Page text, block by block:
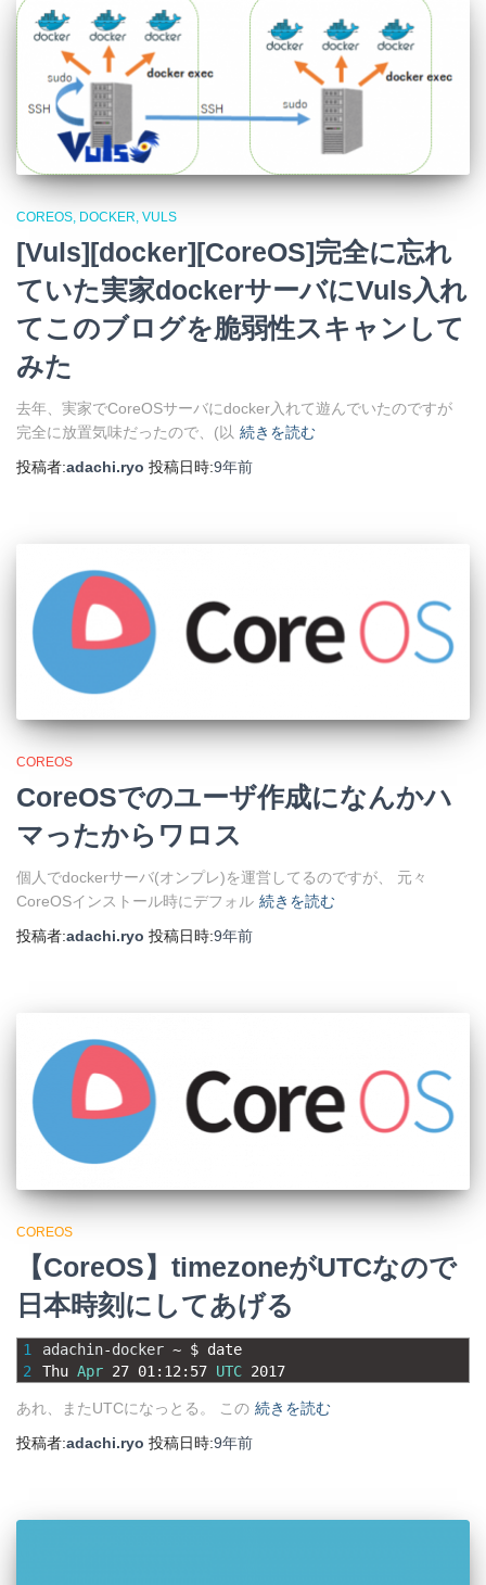
COREOS DOCKER VULS
[Vuls][docker][CoreOS]完全に忘れ
ていた実家dockerサーバにVuls入れ
てこのブログを脆弱性スキャンして
みた
去年、実家でCoreOSサーバにdocker入れて遊んでいたのですが
完全に放置気味だったので、(以 続きを読む
投稿者:adachi.ryo 投稿日時:9年前
COREOS
CoreOSでのユーザ作成になんかハ
マったからワロス
個人でdockerサーバ(オンプレ)を運営してるのですが、 元々
CoreOSインストール時にデフォル 続きを読む
投稿者:adachi.ryo 投稿日時:9年前
COREOS
【CoreOS】timezoneがUTCなので
日本時刻にしてあげる
1
2
adachin-docker ~ $ date
Thu Apr 27 01 : 12 : 57 UTC 2017
あれ、またUTCになっとる。 この 続きを読む
投稿者:adachi.ryo 投稿日時:9年前